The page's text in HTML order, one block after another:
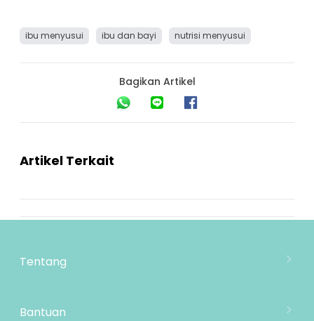
ibu menyusui ibu dan bayi nutrisi menyusui
Bagikan Artikel
Artikel Terkait
Tentang
Lokasi Toko
Bantuan